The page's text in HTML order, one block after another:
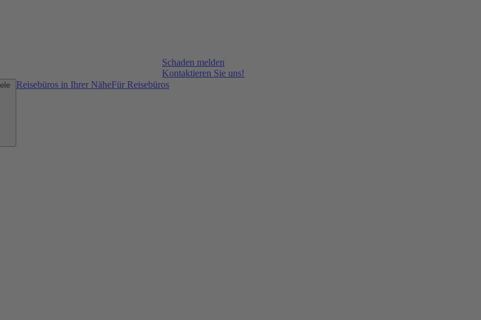
Schaden melden
Kontaktieren Sie uns!
Reisebüros in Ihrer NäheFür Reisebüros